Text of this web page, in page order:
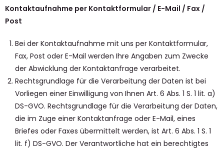
Kontaktaufnahme per Kontaktformular / E-Mail / Fax /
Post
Bei der Kontaktaufnahme mit uns per Kontaktformular,
Fax, Post oder E-Mail werden Ihre Angaben zum Zwecke
der Abwicklung der Kontaktanfrage verarbeitet.
Rechtsgrundlage für die Verarbeitung der Daten ist bei
Vorliegen einer Einwilligung von Ihnen Art. 6 Abs. 1 S. 1 lit. a)
DS-GVO. Rechtsgrundlage für die Verarbeitung der Daten,
die im Zuge einer Kontaktanfrage oder E-Mail, eines
Briefes oder Faxes übermittelt werden, ist Art. 6 Abs. 1 S. 1
lit. f) DS-GVO. Der Verantwortliche hat ein berechtigtes